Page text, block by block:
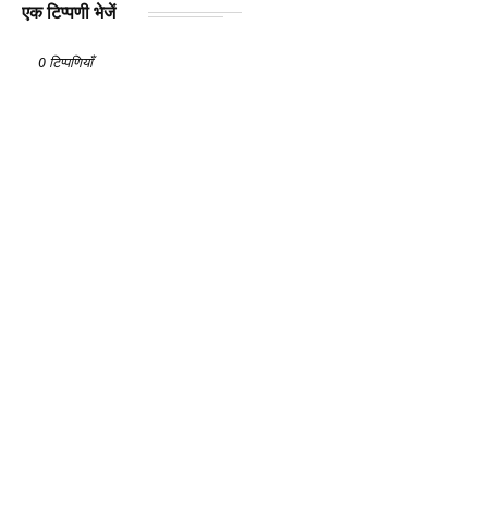
एक टिप्पणी भेजें
0 टिप्पणियाँ